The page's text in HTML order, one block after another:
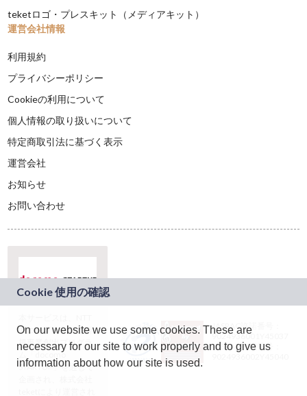
teketロゴ・プレスキット（メディアキット）
運営会社情報
利用規約
プライバシーポリシー
Cookieの利用について
個人情報の取り扱いについて
特定商取引法に基づく表示
運営会社
お知らせ
お問い合わせ
ドコモグループの新
規事業創出プログラ
ム「docomo
STARTUP」を通じて
JASRAC許諾番号：
9024936001Y45037
JASRAC許諾番号：
On our website we use some cookies. These are
necessary for our site to work properly and to give us
information about how our site is used.